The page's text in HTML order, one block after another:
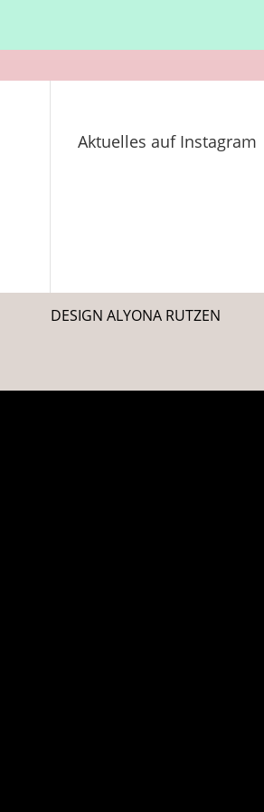
Aktuelles auf Instagram
DESIGN ALYONA RUTZEN